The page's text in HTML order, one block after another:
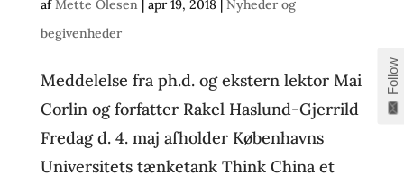
afMette Olesen| apr 19, 2018| Nyheder og
begivenheder
Meddelelse fra ph.d. og ekstern lektor Mai
Corlin og forfatter Rakel Haslund-Gjerrild
Fredag d. 4. maj afholder Københavns
Universitets tænketank Think China et
Follow